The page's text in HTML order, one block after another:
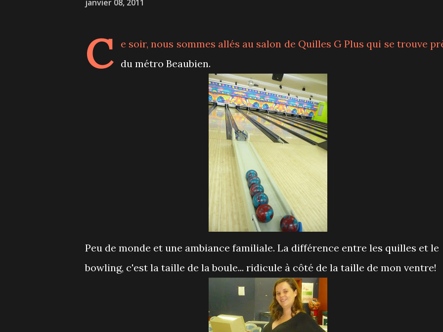
janvier 08, 2011
C
e soir, nous sommes allés au salon de Quilles G Plus qui se trouve
du métro Beaubien.
Peu de monde et une ambiance familiale. La différence entre les quilles et le
bowling, c'est la taille de la boule... ridicule à côté de la taille de mon ventre!